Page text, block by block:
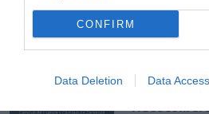
CONFIRM
Data Deletion Data Access
prevención
NOTICIAS Y
Farmamundi